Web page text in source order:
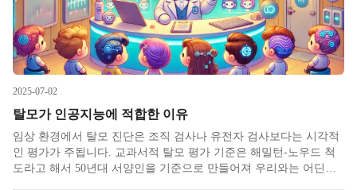
2025-07-02
탈모가 인공지능에 적합한 이유
임상 환경에서 탈모 진단은 조직 검사나 유전자 검사보다는 시각적
인 평가가 주됩니다. 교과서적 탈모 평가 기준은 해밀턴-노우드 척
도라고 해서 50년대 서양인을 기준으로 만들어져 우리와는 어딘가